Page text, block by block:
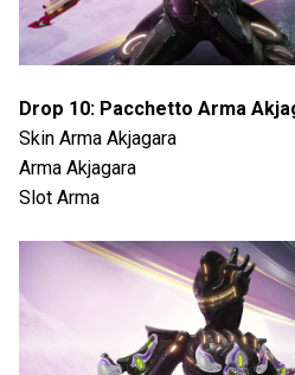
Drop 10: Pacchetto Arma
Skin Arma Akjagara
Arma Akjagara
Slot Arma